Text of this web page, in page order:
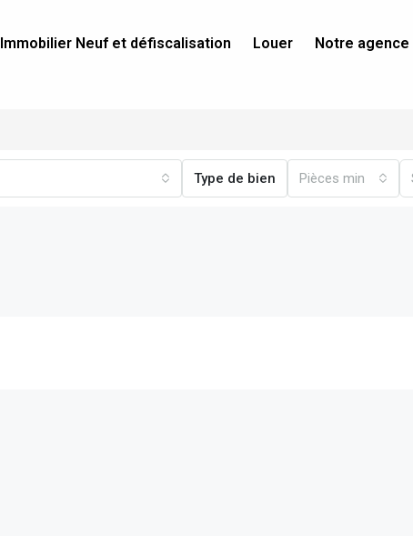
Immobilier Neuf et défiscalisation Louer Notre agence
Type de bien Pièces min